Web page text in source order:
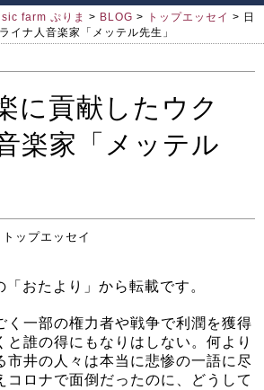
farm ぷりま > BLOG > トップエッセイ > 日
イナ人音楽家「メッテル先生」
に貢献したウク
楽家「メッテル
トップエッセイ
おたより」から転載です。
く一部の権力者や戦争で利潤を獲得
と誰の得にもなりはしない。何より
市井の人々は本当に悲惨の一語に尽
コロナで面倒だったのに、どうして